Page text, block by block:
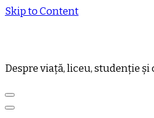
Skip to Content
Despre viață, liceu, studenție și